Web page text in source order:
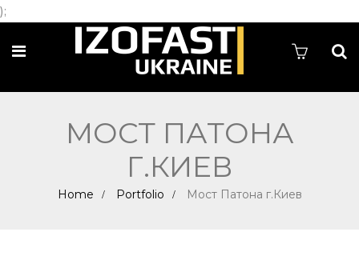
);
МОСТ ПАТОНА
Г.КИЕВ
Home Portfolio Мост Патона г.Киев